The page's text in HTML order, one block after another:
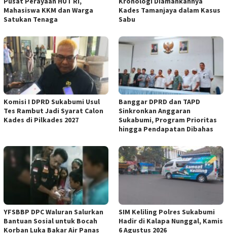
Mahasiswa KKM dan Warga
Satukan Tenaga
Kades Tamanjaya dalam Kasus
Sabu
Komisi I DPRD Sukabumi Usul
Tes Rambut Jadi Syarat Calon
Kades di Pilkades 2027
Banggar DPRD dan TAPD
Sinkronkan Anggaran
Sukabumi, Program Prioritas
hingga Pendapatan Dibahas
YFSBBP DPC Waluran Salurkan
Bantuan Sosial untuk Bocah
Korban Luka Bakar Air Panas
SIM Keliling Polres Sukabumi
Hadir di Kalapa Nunggal, Kamis
6 Agustus 2026